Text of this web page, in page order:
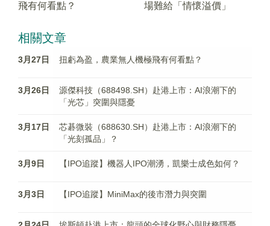
飛有何看點？
場難給「情懷溢價」
相關文章
3月27日 扭虧為盈，農業無人機極飛有何看點？
3月26日
源傑科技（688498.SH）赴港上市：AI浪潮下的
「光芯」突圍與隱憂
3月17日
芯碁微裝（688630.SH）赴港上市：AI浪潮下的
「光刻孤品」？
3月9日 【IPO追蹤】機器人IPO潮湧，凱樂士成色如何？
3月3日 【IPO追蹤】MiniMax的後市潛力與突圍